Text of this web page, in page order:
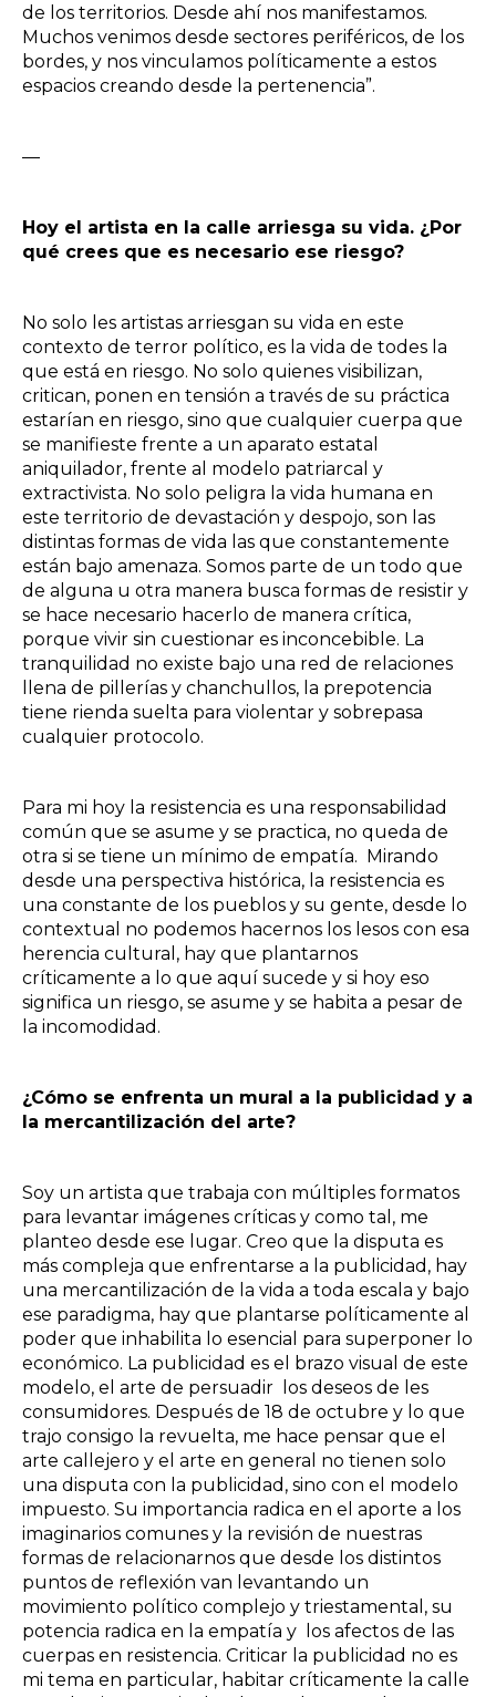
de los territorios. Desde ahí nos manifestamos.
Muchos venimos desde sectores periféricos, de los
bordes, y nos vinculamos políticamente a estos
espacios creando desde la pertenencia”.
—
Hoy el artista en la calle arriesga su vida. ¿Por
qué crees que es necesario ese riesgo?
No solo les artistas arriesgan su vida en este
contexto de terror político, es la vida de todes la
que está en riesgo. No solo quienes visibilizan,
critican, ponen en tensión a través de su práctica
estarían en riesgo, sino que cualquier cuerpa que
se manifieste frente a un aparato estatal
aniquilador, frente al modelo patriarcal y
extractivista. No solo peligra la vida humana en
este territorio de devastación y despojo, son las
distintas formas de vida las que constantemente
están bajo amenaza. Somos parte de un todo que
de alguna u otra manera busca formas de resistir y
se hace necesario hacerlo de manera crítica,
porque vivir sin cuestionar es inconcebible. La
tranquilidad no existe bajo una red de relaciones
llena de pillerías y chanchullos, la prepotencia
tiene rienda suelta para violentar y sobrepasa
cualquier protocolo.
Para mi hoy la resistencia es una responsabilidad
común que se asume y se practica, no queda de
otra si se tiene un mínimo de empatía. Mirando
desde una perspectiva histórica, la resistencia es
una constante de los pueblos y su gente, desde lo
contextual no podemos hacernos los lesos con esa
herencia cultural, hay que plantarnos
críticamente a lo que aquí sucede y si hoy eso
significa un riesgo, se asume y se habita a pesar de
la incomodidad.
¿Cómo se enfrenta un mural a la publicidad y a
la mercantilización del arte?
Soy un artista que trabaja con múltiples formatos
para levantar imágenes críticas y como tal, me
planteo desde ese lugar. Creo que la disputa es
más compleja que enfrentarse a la publicidad, hay
una mercantilización de la vida a toda escala y bajo
ese paradigma, hay que plantarse políticamente al
poder que inhabilita lo esencial para superponer lo
económico. La publicidad es el brazo visual de este
modelo, el arte de persuadir los deseos de les
consumidores. Después de 18 de octubre y lo que
trajo consigo la revuelta, me hace pensar que el
arte callejero y el arte en general no tienen solo
una disputa con la publicidad, sino con el modelo
impuesto. Su importancia radica en el aporte a los
imaginarios comunes y la revisión de nuestras
formas de relacionarnos que desde los distintos
puntos de reflexión van levantando un
movimiento político complejo y triestamental, su
potencia radica en la empatía y los afectos de las
cuerpas en resistencia. Criticar la publicidad no es
mi tema en particular, habitar críticamente la calle